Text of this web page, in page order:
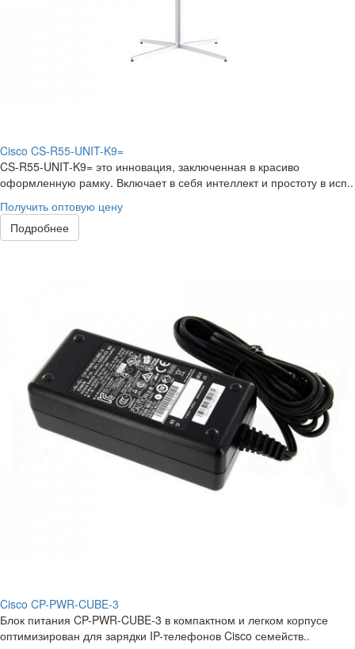
Cisco CS-R55-UNIT-K9=
CS-R55-UNIT-K9= это инновация, заключенная в красиво
оформленную рамку. Включает в себя интеллект и простоту в исп..
Получить оптовую цену
Подробнее
Cisco CP-PWR-CUBE-3
Блок питания CP-PWR-CUBE-3 в компактном и легком корпусе
оптимизирован для зарядки IP-телефонов Cisco семейств..